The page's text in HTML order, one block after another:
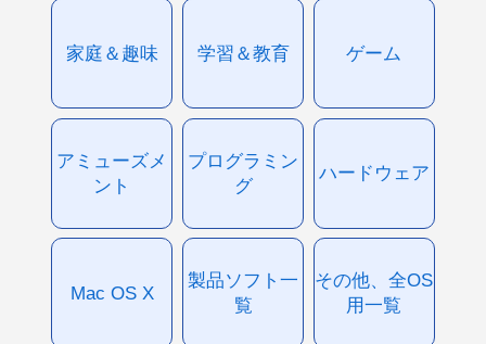
家庭＆趣味 学習＆教育 ゲーム
アミューズメ
ント
プログラミン
グ
ハードウェア
Mac OS X
製品ソフト一
覧
その他、全OS
用一覧